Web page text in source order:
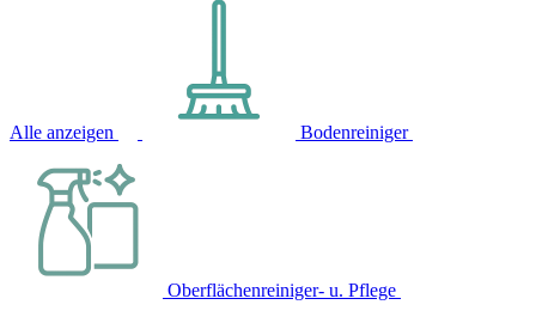
Alle anzeigen Bodenreiniger
Oberflächenreiniger- u. Pflege